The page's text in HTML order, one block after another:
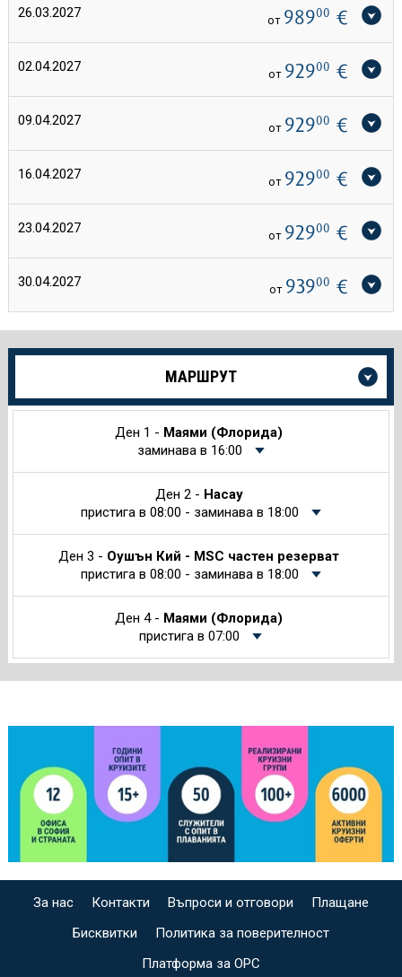
26.03.2027 от 98900 €
02.04.2027 от 92900 €
09.04.2027 от 92900 €
16.04.2027 от 92900 €
23.04.2027 от 92900 €
30.04.2027 от 93900 €
Още
за
МАРШРУТ
Ден 1 - Маями (Флорида)
заминава в 16:00
Ден 2 - Насау
пристига в 08:00 - заминава в 18:00
Ден 3 - Оушън Кий - MSC частен резерват
пристига в 08:00 - заминава в 18:00
Ден 4 - Маями (Флорида)
пристига в 07:00
За нас Контакти Въпроси и отговори
Плащане
Бисквитки
Политика за поверителност
Платформа за ОРС